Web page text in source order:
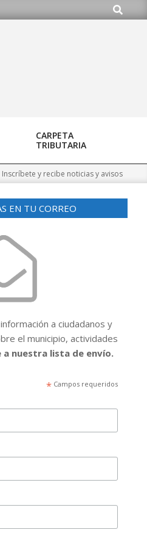
Buscar
CARPETA
TRIBUTARIA
y recibe noticias y avisos
EN TU CORREO
a ciudadanos y
el municipio, actividades
a nuestra lista de envío.
* Campos requeridos